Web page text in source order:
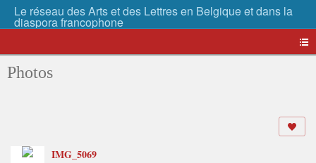
Photos
IMG_5069